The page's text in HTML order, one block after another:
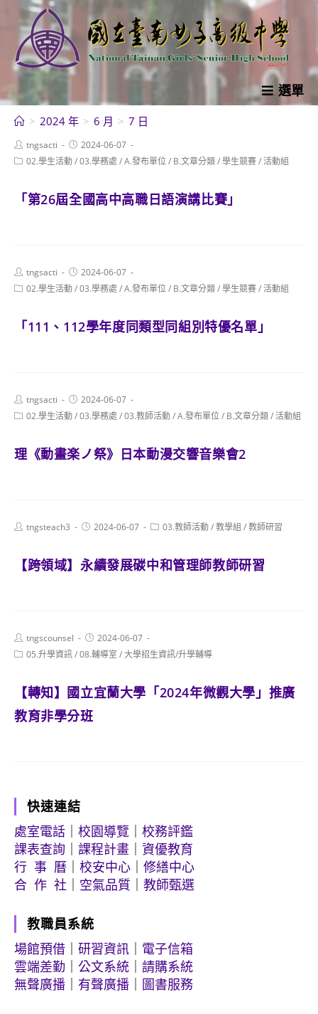
內
選單
> 2024 年 > 6 月 > 7 日
Post
author:
tngsacti
Post
published:
2024-06-07
Post02.學生活動/03.學務處 /A.發布單位/ B.文章分類/學生競賽/活動組
「第26屆全國高中高職日語演講比賽」
Post
author:
tngsacti
Post
published:
2024-06-07
Post02.學生活動/03.學務處 /A.發布單位/ B.文章分類/學生競賽/活動組
「111、112學年度同類型同組別特優名單」
Post
author:
tngsacti
Post
published:
2024-06-07
Post02.學生活動/03.學務處 /03.教師活動/A.發布單位/ B.文章分類/活動組
理《動畫楽ノ祭》日本動漫交響音樂會2
Posttngsteach3
Post2024-06-07
Post03.教師活動/教學組 /教師研習
【跨領域】永續發展碳中和管理師教師研習
Post
author:
tngscounsel
Post
published:
2024-06-07
Post05.升學資訊/08.輔導室 /大學招生資訊/升學輔導
【轉知】國立宜蘭大學「2024年微觀大學」推廣
教育非學分班
快速連結
處室電話
校園導覽
校務評鑑
課表查詢
課程計畫
資優教育
行 事 曆
校安中心
修繕中心
合 作 社
空氣品質 教師甄選
教職員系統
場館預借
研習資訊
電子信箱
雲端差勤
公文系統
請購系統
無聲廣播
有聲廣播 圖書服務